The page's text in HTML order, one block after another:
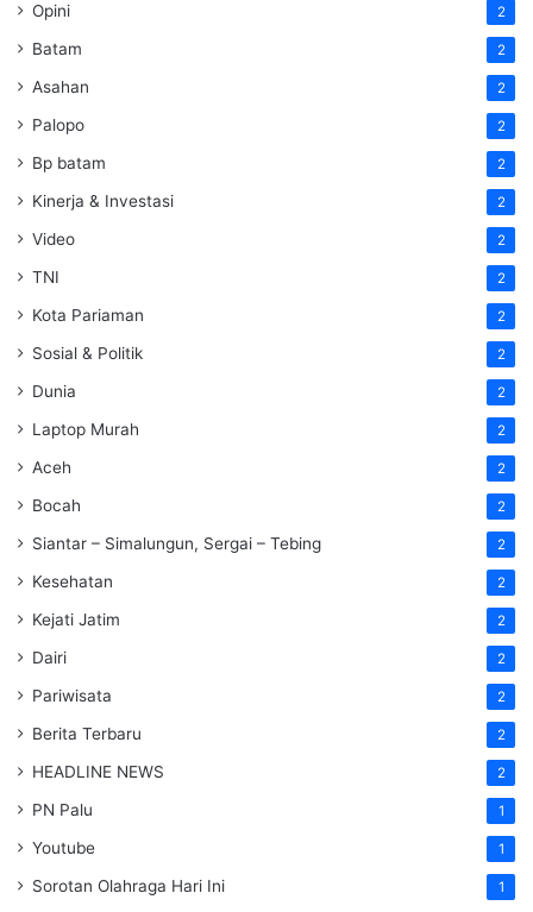
Opini 2
Batam 2
Asahan 2
Palopo 2
Bp batam 2
Kinerja & Investasi 2
Video 2
TNI 2
Kota Pariaman 2
Sosial & Politik 2
Dunia 2
Laptop Murah 2
Aceh 2
Bocah 2
Siantar – Simalungun, Sergai – Tebing 2
Kesehatan 2
Kejati Jatim 2
Dairi 2
Pariwisata 2
Berita Terbaru 2
HEADLINE NEWS 2
PN Palu 1
Youtube 1
Sorotan Olahraga Hari Ini 1